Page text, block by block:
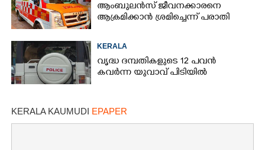
ആംബുലൻസ് ജീവനക്കാരനെ
ആക്രമിക്കാൻ ശ്രമിച്ചെന്ന് പരാതി
KERALA
വൃദ്ധ ദമ്പതികളുടെ 12 പവൻ
കവർന്ന യുവാവ് പിടിയിൽ
KERALA KAUMUDI EPAPER